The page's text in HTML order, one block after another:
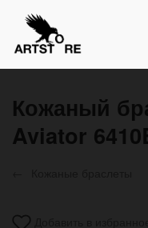
Кожаный
Aviator